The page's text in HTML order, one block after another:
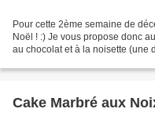
Pour cette 2ème semaine de
Noël ! :) Je vous propose donc
au chocolat et à la noisette (une
Cake Marbré aux